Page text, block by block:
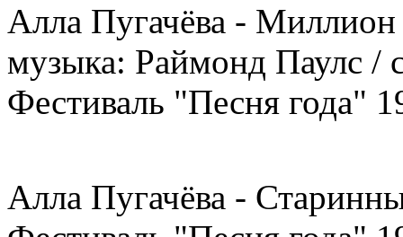
Алла Пугачёва - Миллион
музыка: Раймонд Паулс /
Фестиваль "Песня года"
Алла Пугачёва -